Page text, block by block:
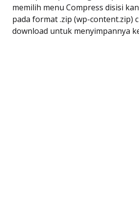
memilih menu Compress disisi
pada format .zip (wp-content.zip)
download untuk menyimpannya